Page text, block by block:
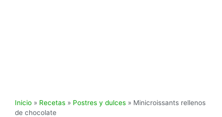
Inicio » Recetas » Postres y dulces » Minicroissants rellenos
de chocolate